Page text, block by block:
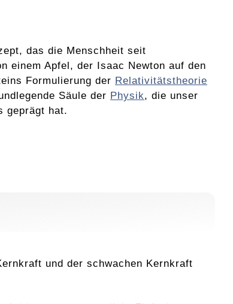
das die Menschheit seit
einem Apfel, der Isaac Newton auf den
Formulierung der Relativitätstheorie
Säule der Physik, die unser
geprägt hat.
und der schwachen Kernkraft